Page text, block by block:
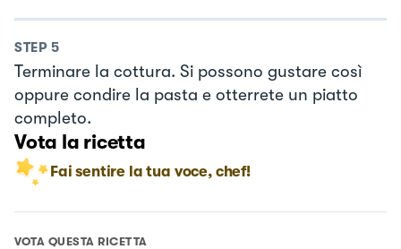
STEP 5
Terminare la cottura. Si possono gustare così
oppure condire la pasta e otterrete un piatto
completo.
Vota la ricetta
Fai sentire la tua voce, chef!
VOTA QUESTA RICETTA